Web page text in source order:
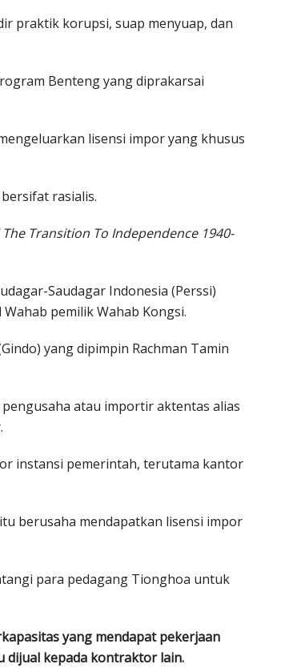
praktik korupsi, suap menyuap, dan
Benteng yang diprakarsai
lisensi impor yang khusus
rasialis.
Transition To Independence 1940-
Saudagar Indonesia (Perssi)
pemilik Wahab Kongsi.
yang dipimpin Rachman Tamin
atau importir aktentas alias
instansi pemerintah, terutama kantor
berusaha mendapatkan lisensi impor
para pedagang Tionghoa untuk
yang mendapat pekerjaan
dijual kepada kontraktor lain.